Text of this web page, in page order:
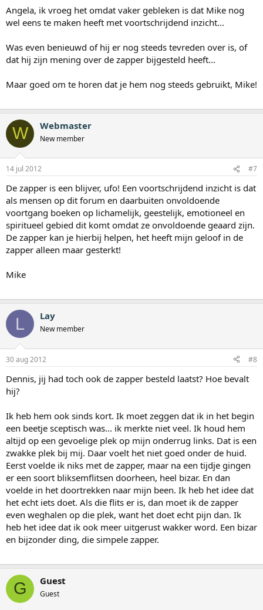
Angela, ik vroeg het omdat vaker gebleken is dat Mike nog
wel eens te maken heeft met voortschrijdend inzicht...
Was even benieuwd of hij er nog steeds tevreden over is, of
dat hij zijn mening over de zapper bijgesteld heeft...
Maar goed om te horen dat je hem nog steeds gebruikt, Mike!
W Webmaster
New member
14 jul 2012 #7
De zapper is een blijver, ufo! Een voortschrijdend inzicht is dat
als mensen op dit forum en daarbuiten onvoldoende
voortgang boeken op lichamelijk, geestelijk, emotioneel en
spiritueel gebied dit komt omdat ze onvoldoende geaard zijn.
De zapper kan je hierbij helpen, het heeft mijn geloof in de
zapper alleen maar gesterkt!
Mike
L Lay
New member
30 aug 2012 #8
Dennis, jij had toch ook de zapper besteld laatst? Hoe bevalt
hij?
Ik heb hem ook sinds kort. Ik moet zeggen dat ik in het begin
een beetje sceptisch was... ik merkte niet veel. Ik houd hem
altijd op een gevoelige plek op mijn onderrug links. Dat is een
zwakke plek bij mij. Daar voelt het niet goed onder de huid.
Eerst voelde ik niks met de zapper, maar na een tijdje gingen
er een soort bliksemflitsen doorheen, heel bizar. En dan
voelde in het doortrekken naar mijn been. Ik heb het idee dat
het echt iets doet. Als die flits er is, dan moet ik de zapper
even weghalen op die plek, want het doet echt pijn dan. Ik
heb het idee dat ik ook meer uitgerust wakker word. Een bizar
en bijzonder ding, die simpele zapper.
G Guest
Guest